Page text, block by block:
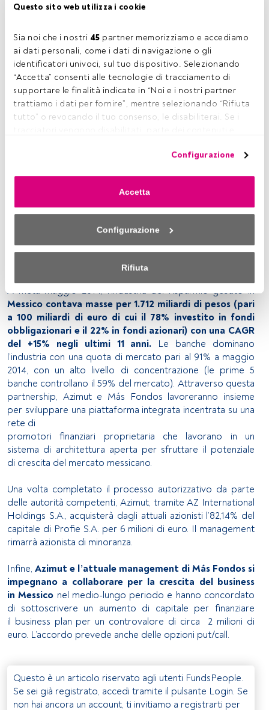
Questo sito web utilizza i cookie
Sia noi che i nostri 45 partner memorizziamo e accediamo
ai dati personali, come i dati di navigazione o gli
identificatori univoci, sul tuo dispositivo. Selezionando
“Accetta” consenti alle tecnologie di tracciamento di
supportare le finalità indicate in “Noi e i nostri partner
trattiamo i dati per fornire”, mentre selezionando “Rifiuta
tutto” o revocando il tuo consenso, le disabiliterai. Se i
pertinenti per te. Puoi accedere nuovamente a questo
privacy” che appare nella parte inferiore della pagina web
(o sull'icona mobile che si trova nella parte inferiore sinistra
nell'ambito del nostro consenso. Per saperne di più,
Utilizzo di dati di localizzazione geografica precisi. Analisi
attiva delle caratteristiche del dispositivo per la sua
identificazione. Memorizzazione delle informazioni su un
dispositivo e/o accesso alle stesse. Pubblicità e contenuti
personalizzati, misurazione della pubblicità e dei
contenuti, ricerca sul pubblico e sviluppo di servizi.
Elenco dei partner (fornitori)
Configurazione
Accetta
Configurazione
Rifiuta
distribuisce fondi d’investimento di terzi tramite 12 accordi
10,4% a maggio 2014. La societàha inoltre sviluppato il
principale sistema di analisi di fondi comuni in Messico
chiamato ARYES. Ad oggi, Más Fondos ha circa 22.000
conti e oltre 4.100 clienti attivi, con presenza a Città del
Messico e in altre 4 primarie città, disponendo di 65
dipendenti di cui 38 nella forza vendite.
Álvaro Mancera, Partner e CEO di Más Fondos, commenta
comuni nel paese. La storia di successo di Azimut, basata
che stiamo unendo le forze con il partner migliore per
introdurre nuove dinamiche e maggiori standard di
competitività nel mercato messicano. Attraverso questa
JV, Más Fondos e Azimut rafforzeranno,
aumenteranno e miglioreranno il servizio ed i prodotti per
A metà maggio 2014, l’industria del risparmio gestito in
Messico contava masse per 1.712 miliardi di pesos (pari
a 100 miliardi di euro di cui il 78% investito in fondi
obbligazionari e il 22% in fondi azionari) con una CAGR
del +15% negli ultimi 11 anni. Le banche dominano
l’industria con una quota di mercato pari al 91% a maggio
2014, con un alto livello di concentrazione (le prime 5
banche controllano il 59% del mercato). Attraverso questa
partnership, Azimut e Más Fondos lavoreranno insieme
per sviluppare una piattaforma integrata incentrata su una
rete di
promotori finanziari proprietaria che lavorano in un
sistema di architettura aperta per sfruttare il potenziale
di crescita del mercato messicano.
Una volta completato il processo autorizzativo da parte
delle autorità competenti, Azimut, tramite AZ International
Holdings S.A., acquisterà dagli attuali azionisti l’82,14% del
capitale di Profie S.A. per 6 milioni di euro. Il management
rimarrà azionista di minoranza.
Infine, Azimut e l’attuale management di Más Fondos si
impegnano a collaborare per la crescita del business
in Messico nel medio-lungo periodo e hanno concordato
di sottoscrivere un aumento di capitale per finanziare
il business plan per un controvalore di circa 2 milioni di
euro. L’accordo prevede anche delle opzioni put/call.
Questo è un articolo riservato agli utenti FundsPeople.
Se sei già registrato, accedi tramite il pulsante Login. Se
non hai ancora un account, ti invitiamo a registrarti per